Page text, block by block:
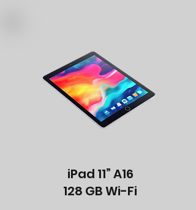
iPad 11” A16
128 GB Wi-Fi